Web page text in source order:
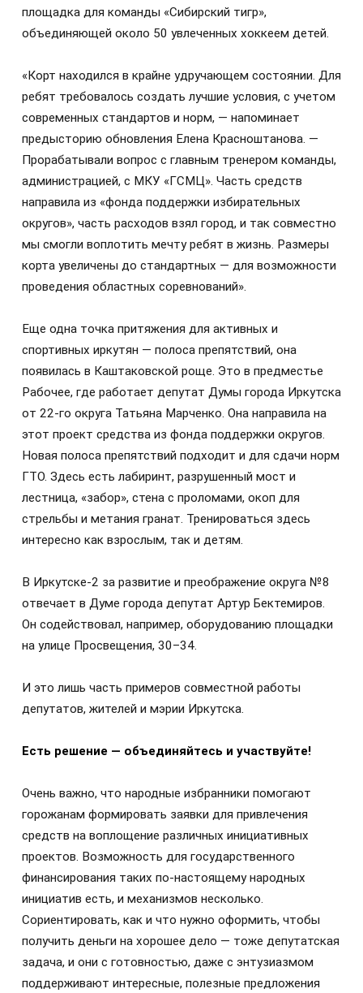
площадка для команды «Сибирский тигр»,
объединяющей около 50 увлеченных хоккеем детей.
«Корт находился в крайне удручающем состоянии. Для
ребят требовалось создать лучшие условия, с учетом
современных стандартов и норм, — напоминает
предысторию обновления Елена Красноштанова. —
Прорабатывали вопрос с главным тренером команды,
администрацией, с МКУ «ГСМЦ». Часть средств
направила из «фонда поддержки избирательных
округов», часть расходов взял город, и так совместно
мы смогли воплотить мечту ребят в жизнь. Размеры
корта увеличены до стандартных — для возможности
проведения областных соревнований».
Еще одна точка притяжения для активных и
спортивных иркутян — полоса препятствий, она
появилась в Каштаковской роще. Это в предместье
Рабочее, где работает депутат Думы города Иркутска
от 22-го округа Татьяна Марченко. Она направила на
этот проект средства из фонда поддержки округов.
Новая полоса препятствий подходит и для сдачи норм
ГТО. Здесь есть лабиринт, разрушенный мост и
лестница, «забор», стена с проломами, окоп для
стрельбы и метания гранат. Тренироваться здесь
интересно как взрослым, так и детям.
В Иркутске-2 за развитие и преображение округа №8
отвечает в Думе города депутат Артур Бектемиров.
Он содействовал, например, оборудованию площадки
на улице Просвещения, 30–34.
И это лишь часть примеров совместной работы
депутатов, жителей и мэрии Иркутска.
Есть решение — объединяйтесь и участвуйте!
Очень важно, что народные избранники помогают
горожанам формировать заявки для привлечения
средств на воплощение различных инициативных
проектов. Возможность для государственного
финансирования таких по-настоящему народных
инициатив есть, и механизмов несколько.
Сориентировать, как и что нужно оформить, чтобы
получить деньги на хорошее дело — тоже депутатская
задача, и они с готовностью, даже с энтузиазмом
поддерживают интересные, полезные предложения